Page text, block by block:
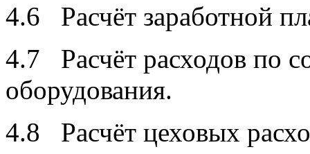
4.6 Расчёт заработной
4.7 Расчёт расходов по
оборудования.
4.8 Расчёт цеховых